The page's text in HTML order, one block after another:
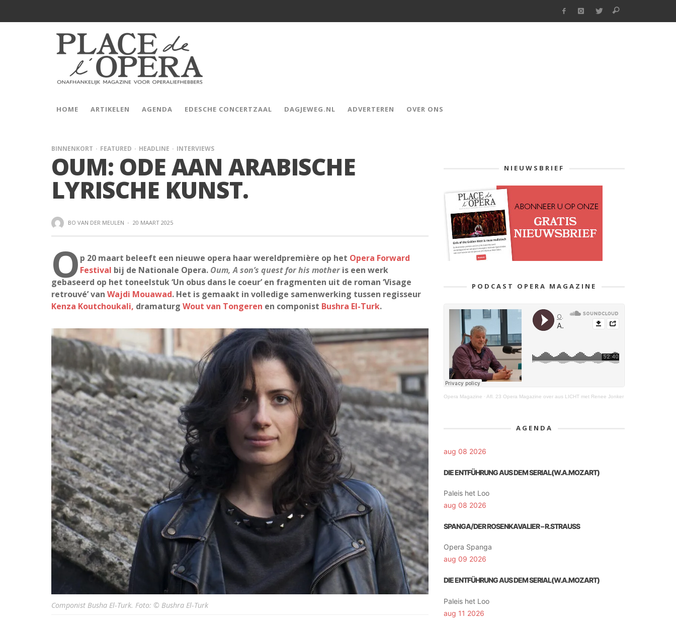
HOME ARTIKELEN AGENDA EDESCHE CONCERTZAAL DAGJEWEG.NL ADVERTEREN OVER ONS
BINNENKORT FEATURED HEADLINE INTERVIEWS
OUM: ODE AAN ARABISCHE
LYRISCHE KUNST.
BO VAN DER MEULEN · 20 MAART 2025
O p 20 maart beleeft een nieuwe opera haar wereldpremière op het Opera Forward
Festival bij de Nationale Opera. Oum, A son’s quest for his mother is een werk
gebaseerd op het toneelstuk ‘Un obus dans le coeur’ en fragmenten uit de roman ‘Visage
retrouvé’ van Wajdi Mouawad. Het is gemaakt in volledige samenwerking tussen regisseur
Kenza Koutchoukali, dramaturg Wout van Tongeren en componist Bushra El-Turk.
Componist Busha El-Turk. Foto: © Bushra El-Turk
NIEUWSBRIEF
PODCAST OPERA MAGAZINE
Opera Magazine · Afl. 23 Opera Magazine over aus LICHT met Renee Jonker
AGENDA
aug 08 2026
DIE ENTFÜHRUNG AUS DEM SERIAL(W.A.MOZART)
Paleis het Loo
aug 08 2026
SPANGA/DER ROSENKAVALIER – R.STRAUSS
Opera Spanga
aug 09 2026
DIE ENTFÜHRUNG AUS DEM SERIAL(W.A.MOZART)
Paleis het Loo
aug 11 2026